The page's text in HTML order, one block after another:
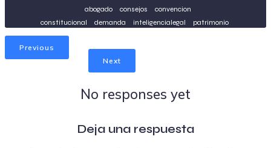
abogado consejos
convencion
constitucional
demanda inteligencialegal patrimonio
Previous
Next
No responses yet
Deja una respuesta